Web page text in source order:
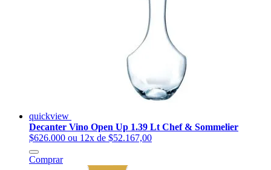
quickview
Decanter Vino Open Up 1.39 Lt Chef & Sommelier
$626.000 ou 12x de $52.167,00
Comprar